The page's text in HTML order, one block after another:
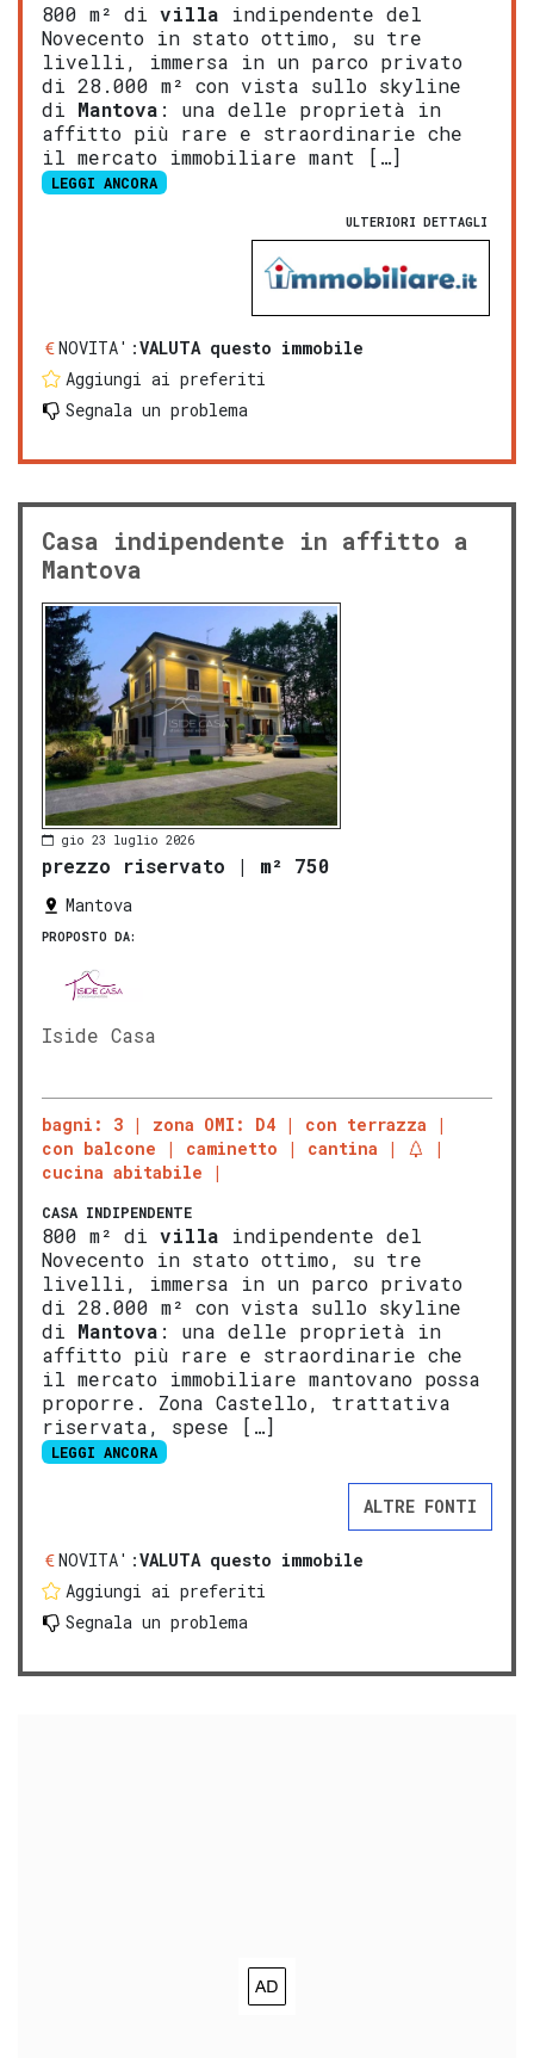
800 m² di villa indipendente del
Novecento in stato ottimo, su tre
livelli, immersa in un parco privato
di 28.000 m² con vista sullo skyline
di Mantova : una delle proprietà in
affitto più rare e straordinarie che
il mercato immobiliare mant […]
LEGGI ANCORA
ULTERIORI DETTAGLI
NOVITA':VALUTA questo immobile
Aggiungi ai preferiti
Segnala un problema
Casa indipendente in affitto a
Mantova
gio 23 luglio 2026
prezzo riservato | m² 750
Mantova
PROPOSTO DA:
Iside Casa
bagni: 3 zona OMI: D4
con terrazza
con balcone
caminetto
cantina
cucina abitabile
CASA INDIPENDENTE
800 m² di villa indipendente del
Novecento in stato ottimo, su tre
livelli, immersa in un parco privato
di 28.000 m² con vista sullo skyline
di Mantova : una delle proprietà in
affitto più rare e straordinarie che
il mercato immobiliare mantovano possa
proporre. Zona Castello, trattativa
riservata, spese […]
LEGGI ANCORA
ALTRE FONTI
NOVITA':VALUTA questo immobile
Aggiungi ai preferiti
Segnala un problema